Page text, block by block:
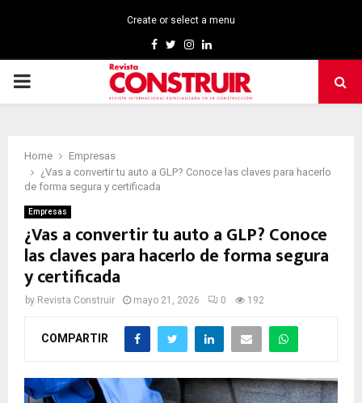
Create or select a menu
Facebook
TwitterInstagram
Linkedin
PRIMARY
Home
Empresas
¿Vas a convertir tu auto a GLP? Conoce las claves para hacerlo
de forma segura y certificada
Empresas
¿Vas a convertir tu auto a GLP? Conoce
las claves para hacerlo de forma segura
y certificada
by Revista Construir mayo 21, 2026 0 192
COMPARTIR